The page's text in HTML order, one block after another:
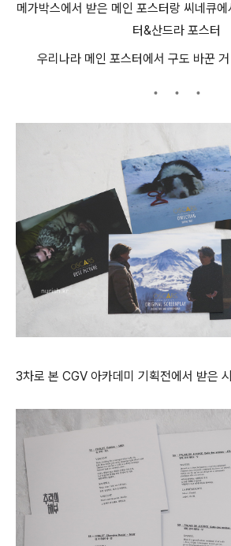
메가박스에서 받은 메인 포스터랑 씨네큐
터&산드라 포스터
우리나라 메인 포스터에서 구도 바꾼
3차로 본 CGV 아카데미 기획전에서 받은